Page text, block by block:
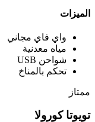
الميزات
واي فاي مجاني
مياه معدنية
شواحن USB
تحكم بالمناخ
ممتاز
تويوتا كورولا